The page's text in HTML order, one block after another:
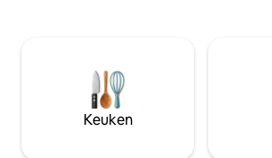
voor liefhebbers van vogels kijken en
een prachtig strand. Een plek vol kunst.
Keuken